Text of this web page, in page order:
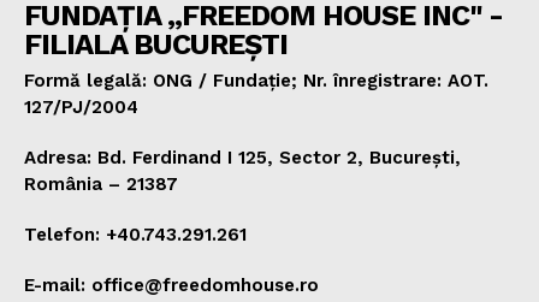
FUNDAȚIA „FREEDOM HOUSE INC" -
FILIALA BUCUREȘTI
Formă legală: ONG / Fundație; Nr. înregistrare: AOT.
127/PJ/2004
Adresa: Bd. Ferdinand I 125, Sector 2, București,
România – 21387
Telefon: +40.743.291.261
E-mail: office@freedomhouse.ro